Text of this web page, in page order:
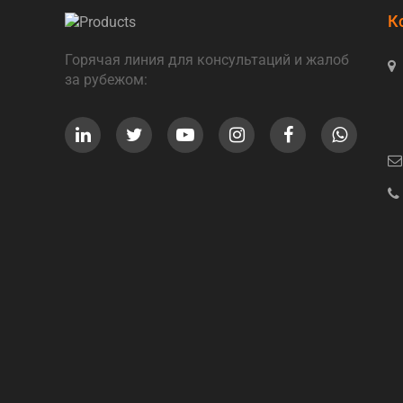
Горячая линия для консультаций и жалоб
за рубежом: